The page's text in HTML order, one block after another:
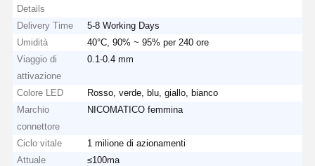
Details
Delivery Time
5-8 Working Days
Umidità
40°C, 90% ~ 95% per 240 ore
Viaggio di
attivazione
0.1-0.4 mm
Colore LED
Rosso, verde, blu, giallo, bianco
Marchio
connettore
NICOMATICO femmina
Ciclo vitale
1 milione di azionamenti
Attuale
≤100ma